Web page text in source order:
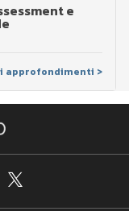
e
approfondimenti >